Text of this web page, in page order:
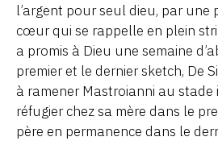
l’argent pour seul dieu, par une
cœur qui se rappelle en plein
a promis à Dieu une semaine
premier et le dernier sketch, De
à ramener Mastroianni au stade
réfugier chez sa mère dans le
père en permanence dans le